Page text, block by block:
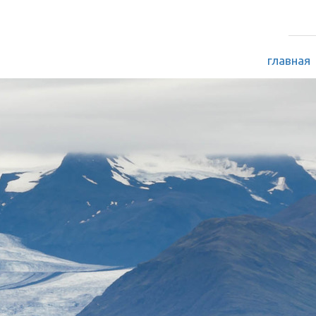
главная